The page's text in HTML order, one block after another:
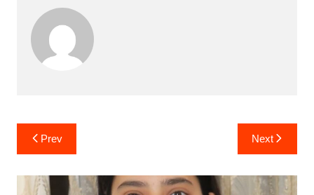
Post
navigation
Prev Next